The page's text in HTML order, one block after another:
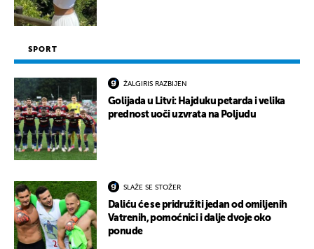
SPORT
ŽALGIRIS RAZBIJEN
Golijada u Litvi: Hajduku petarda i velika
prednost uoči uzvrata na Poljudu
SLAŽE SE STOŽER
Daliću će se pridružiti jedan od omiljenih
Vatrenih, pomoćnici i dalje dvoje oko
ponude